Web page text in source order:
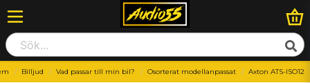
Billjud Vad passar till min bil? Osorterat modellanpassat Axton ATS-ISO12